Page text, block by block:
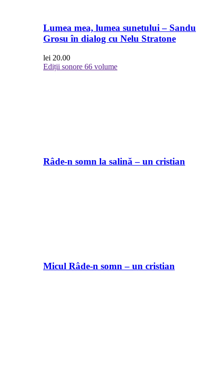
Lumea mea, lumea sunetului – Sandu
Grosu în dialog cu Nelu Stratone
lei 20.00
Ediții sonore 66 volume
Râde-n somn la salină – un cristian
Micul Râde-n somn – un cristian